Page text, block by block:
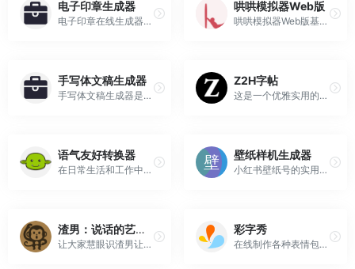
电子印章生成器
电子印章在线生成器，可通过自定义配置在线制作各种印章、公章、电子章。一键生成电子印章，支持下载到本地。
哄哄模拟器Web版
哄哄模拟器Web版基于AI技术，让你进入到不同场景之中，用语言技巧和沟通能力去哄你的对象
手写体文稿生成器
手写体文稿生成器是一款免费工具，在线手写模拟器，一键生成手写字体文稿。可将文本转换为手写体，并下载为图片或PDF格式。还支持多页。如果你有较长的文本，想将多页转换为手写体并下载为单个PDF文件，也可以使用它。
Z2H字帖
这是一个优雅实用的在线字帖生成工具，可轻松自定义所需字帖，支持汉字和英文任意排版、灵活设置描红样式和大小、自选字体、生成控笔练习字帖、导出图片等。
语气友好转换器
在日常生活和工作中，我们经常需要通过文字与他人沟通。然而，单调乏味的文字表达，往往难以传达我们的真实意图和情感。这时，你是否希望有一种工具，可以让你的文字瞬间变得有趣、有个性，甚至带点阴阳怪气的感觉？这就是我遇到的痛点，而“语气友好转换器”完美地解决了这个问题。语气友好转换器的独特特点多种语气和...
壁纸样机生成器
小红书壁纸号的实用工具。生成iPhone、iPad、Mac锁屏/桌面壁纸样机模板，可免费导出。
渣男：说话的艺术 | lovelive.tools
让大家慧眼识渣男让大家参考一下说情话的艺术，毕竟成为一个有趣的人更能吸引他人。
彩字秀
在线制作各种表情包、搞笑图片、QQ微信表情图片、纯文字表情、闪字、搞笑动态表情图片、搞笑网络证件；简单易用带字的装逼搞笑图片生成器；让聊天更有趣。